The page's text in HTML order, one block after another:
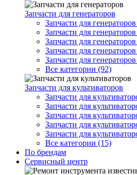
Запчасти для генераторов
Запчасти для
Запчасти для
Запчасти для
Запчасти для
Запчасти для
Все категории (92)
Запчасти для культиваторов
Запчасти для
Запчасти для
Запчасти для
Запчасти для
Запчасти для
Все категории (15)
По брендам
Сервисный центр